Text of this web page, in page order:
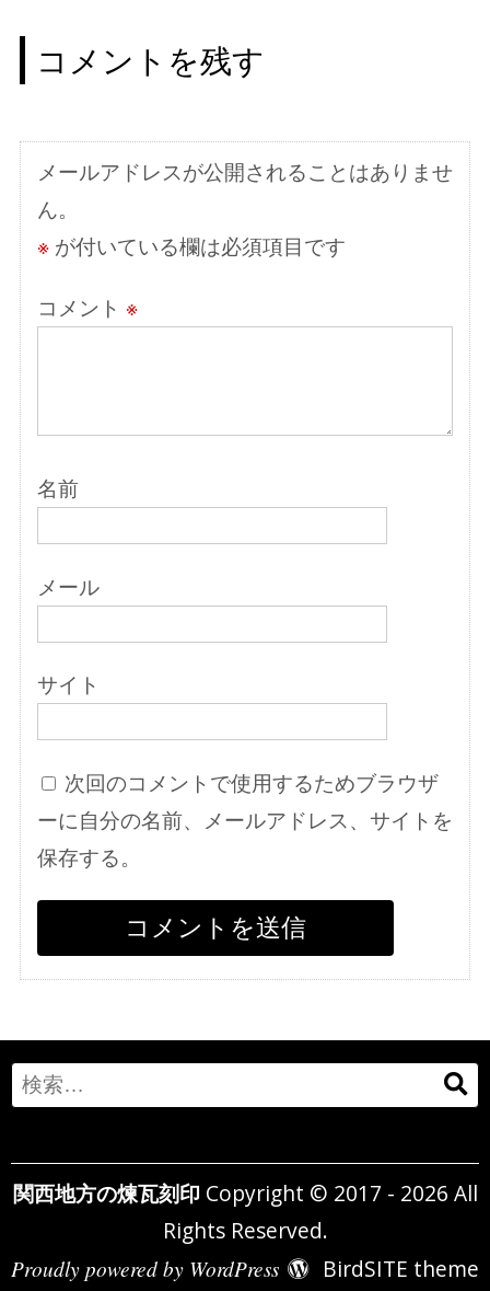
ビ
ゲ
シ
ョ
ン
コメントを残す
メールアドレスが公開されることはありませ
ん。
※が付いている欄は必須項目です
コメント ※
名前
メール
サイト
次回のコメントで使用するためブラウザ
ーに自分の名前、メールアドレス、サイトを
保存する。
Search
for:
関西地方の煉瓦刻印 Copyright © 2017 - 2026 All
Rights Reserved.
Proudly powered by WordPress BirdSITE theme